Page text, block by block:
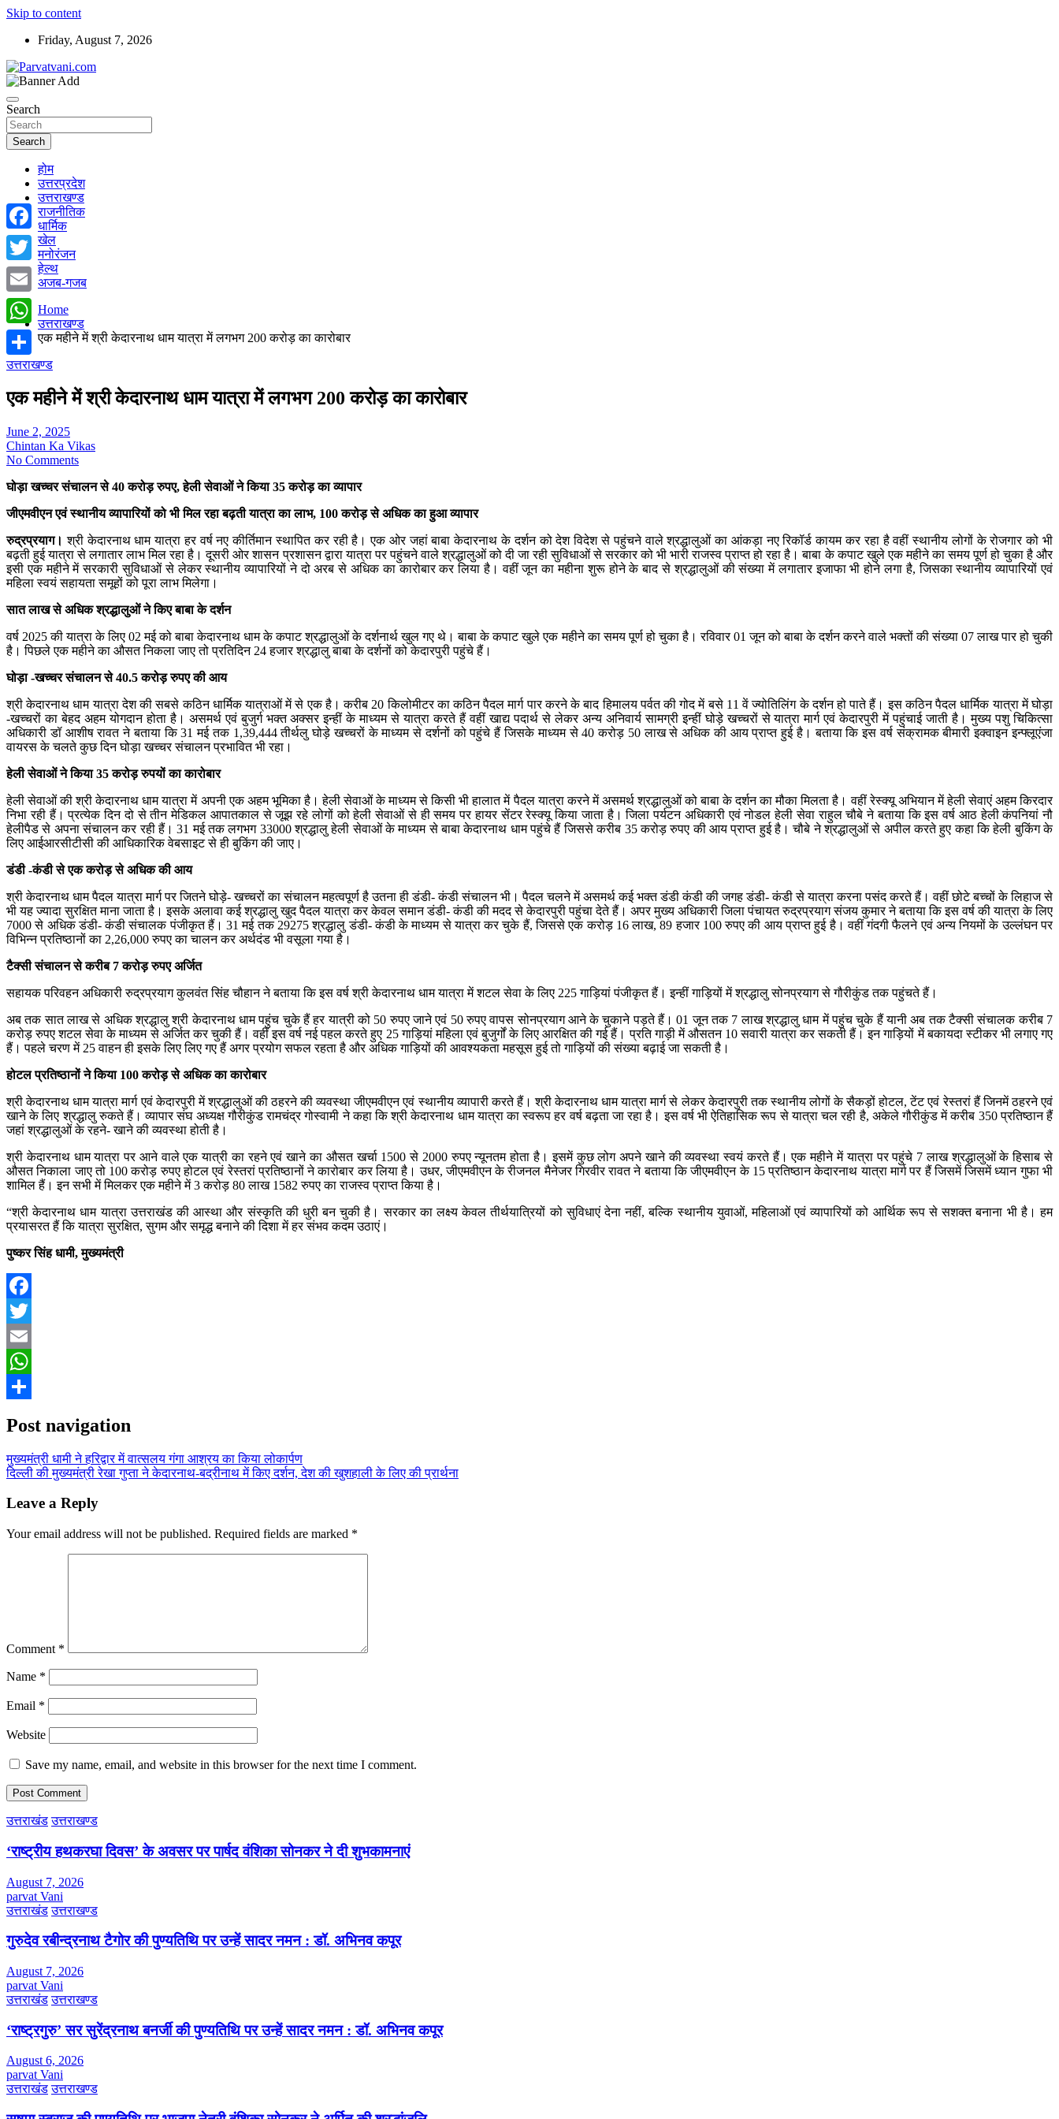
Skip to content
Friday, August 7, 2026
Parvatvani.com
Search
Search
होम
उत्तरप्रदेश
उत्तराखण्ड
राजनीतिक
धार्मिक
खेल
मनोरंजन
हेल्थ
अजब-गजब
Home
उत्तराखण्ड
एक महीने में श्री केदारनाथ धाम यात्रा में लगभग 200 करोड़ का कारोबार
उत्तराखण्ड
एक महीने में श्री केदारनाथ धाम यात्रा में लगभग 200 करोड़ का कारोबार
June 2, 2025
Chintan Ka Vikas
No Comments
घोड़ा खच्चर संचालन से 40 करोड़ रुपए, हेली सेवाओं ने किया 35 करोड़ का व्यापार
जीएमवीएन एवं स्थानीय व्यापारियों को भी मिल रहा बढ़ती यात्रा का लाभ, 100 करोड़ से अधिक का हुआ व्यापार
रुद्रप्रयाग।श्री केदारनाथ धाम यात्रा हर वर्ष नए कीर्तिमान स्थापित कर रही है। एक ओर जहां बाबा केदारनाथ के दर्शन को देश विदेश से पहुंचने वाले श्रद्धालुओं का आंकड़ा नए रिकॉर्ड कायम कर रहा है वहीं स्थानीय लोगों के रोजगार को भी
बढ़ती हुई यात्रा से लगातार लाभ मिल रहा है। दूसरी ओर शासन प्रशासन द्वारा यात्रा पर पहुंचने वाले श्रद्धालुओं को दी जा रही सुविधाओं से सरकार को भी भारी राजस्व प्राप्त हो रहा है। बाबा के कपाट खुले एक महीने का समय पूर्ण हो चुका है और
इसी एक महीने में सरकारी सुविधाओं से लेकर स्थानीय व्यापारियों ने दो अरब से अधिक का कारोबार कर लिया है। वहीं जून का महीना शुरू होने के बाद से श्रद्धालुओं की संख्या में लगातार इजाफा भी होने लगा है, जिसका स्थानीय व्यापारियों एवं
महिला स्वयं सहायता समूहों को पूरा लाभ मिलेगा।
सात लाख से अधिक श्रद्धालुओं ने किए बाबा के दर्शन
वर्ष 2025 की यात्रा के लिए 02 मई को बाबा केदारनाथ धाम के कपाट श्रद्धालुओं के दर्शनार्थ खुल गए थे। बाबा के कपाट खुले एक महीने का समय पूर्ण हो चुका है। रविवार 01 जून को बाबा के दर्शन करने वाले भक्तों की संख्या 07 लाख पार हो चुकी
है। पिछले एक महीने का औसत निकला जाए तो प्रतिदिन 24 हजार श्रद्धालु बाबा के दर्शनों को केदारपुरी पहुंचे हैं।
घोड़ा -खच्चर संचालन से 40.5 करोड़ रुपए की आय
श्री केदारनाथ धाम यात्रा देश की सबसे कठिन धार्मिक यात्राओं में से एक है। करीब 20 किलोमीटर का कठिन पैदल मार्ग पार करने के बाद हिमालय पर्वत की गोद में बसे 11 वें ज्योतिलिंग के दर्शन हो पाते हैं। इस कठिन पैदल धार्मिक यात्रा में घोड़ा
-खच्चरों का बेहद अहम योगदान होता है। असमर्थ एवं बुजुर्ग भक्त अक्सर इन्हीं के माध्यम से यात्रा करते हैं वहीं खाद्य पदार्थ से लेकर अन्य अनिवार्य सामग्री इन्हीं घोड़े खच्चरों से यात्रा मार्ग एवं केदारपुरी में पहुंचाई जाती है। मुख्य पशु चिकित्सा
अधिकारी डॉ आशीष रावत ने बताया कि 31 मई तक 1,39,444 तीर्थलु घोड़े खच्चरों के माध्यम से दर्शनों को पहुंचे हैं जिसके माध्यम से 40 करोड़ 50 लाख से अधिक की आय प्राप्त हुई है। बताया कि इस वर्ष संक्रामक बीमारी इक्वाइन इन्फ्लूएंजा
वायरस के चलते कुछ दिन घोड़ा खच्चर संचालन प्रभावित भी रहा।
हेली सेवाओं ने किया 35 करोड़ रुपयों का कारोबार
हेली सेवाओं की श्री केदारनाथ धाम यात्रा में अपनी एक अहम भूमिका है। हेली सेवाओं के माध्यम से किसी भी हालात में पैदल यात्रा करने में असमर्थ श्रद्धालुओं को बाबा के दर्शन का मौका मिलता है। वहीं रेस्क्यू अभियान में हेली सेवाएं अहम किरदार
निभा रही हैं। प्रत्येक दिन दो से तीन मेडिकल आपातकाल से जूझ रहे लोगों को हेली सेवाओं से ही समय पर हायर सेंटर रेस्क्यू किया जाता है। जिला पर्यटन अधिकारी एवं नोडल हेली सेवा राहुल चौबे ने बताया कि इस वर्ष आठ हेली कंपनियां नौ
हेलीपैड से अपना संचालन कर रही हैं। 31 मई तक लगभग 33000 श्रद्धालु हेली सेवाओं के माध्यम से बाबा केदारनाथ धाम पहुंचे हैं जिससे करीब 35 करोड़ रुपए की आय प्राप्त हुई है। चौबे ने श्रद्धालुओं से अपील करते हुए कहा कि हेली बुकिंग के
लिए आईआरसीटीसी की आधिकारिक वेबसाइट से ही बुकिंग की जाए।
डंडी -कंडी से एक करोड़ से अधिक की आय
श्री केदारनाथ धाम पैदल यात्रा मार्ग पर जितने घोड़े- खच्चरों का संचालन महत्वपूर्ण है उतना ही डंडी- कंडी संचालन भी। पैदल चलने में असमर्थ कई भक्त डंडी कंडी की जगह डंडी- कंडी से यात्रा करना पसंद करते हैं। वहीं छोटे बच्चों के लिहाज से
भी यह ज्यादा सुरक्षित माना जाता है। इसके अलावा कई श्रद्धालु खुद पैदल यात्रा कर केवल समान डंडी- कंडी की मदद से केदारपुरी पहुंचा देते हैं। अपर मुख्य अधिकारी जिला पंचायत रुद्रप्रयाग संजय कुमार ने बताया कि इस वर्ष की यात्रा के लिए
7000 से अधिक डंडी- कंडी संचालक पंजीकृत हैं। 31 मई तक 29275 श्रद्धालु डंडी- कंडी के माध्यम से यात्रा कर चुके हैं, जिससे एक करोड़ 16 लाख, 89 हजार 100 रुपए की आय प्राप्त हुई है। वहीं गंदगी फैलने एवं अन्य नियमों के उल्लंघन पर
विभिन्न प्रतिष्ठानों का 2,26,000 रुपए का चालन कर अर्थदंड भी वसूला गया है।
टैक्सी संचालन से करीब 7 करोड़ रुपए अर्जित
सहायक परिवहन अधिकारी रुद्रप्रयाग कुलवंत सिंह चौहान ने बताया कि इस वर्ष श्री केदारनाथ धाम यात्रा में शटल सेवा के लिए 225 गाड़ियां पंजीकृत हैं। इन्हीं गाड़ियों में श्रद्धालु सोनप्रयाग से गौरीकुंड तक पहुंचते हैं।
अब तक सात लाख से अधिक श्रद्धालु श्री केदारनाथ धाम पहुंच चुके हैं हर यात्री को 50 रुपए जाने एवं 50 रुपए वापस सोनप्रयाग आने के चुकाने पड़ते हैं। 01 जून तक 7 लाख श्रद्धालु धाम में पहुंच चुके हैं यानी अब तक टैक्सी संचालक करीब 7
करोड़ रुपए शटल सेवा के माध्यम से अर्जित कर चुकी हैं। वहीं इस वर्ष नई पहल करते हुए 25 गाड़ियां महिला एवं बुजुर्गों के लिए आरक्षित की गई हैं। प्रति गाड़ी में औसतन 10 सवारी यात्रा कर सकती हैं। इन गाड़ियों में बकायदा स्टीकर भी लगाए गए
हैं। पहले चरण में 25 वाहन ही इसके लिए लिए गए हैं अगर प्रयोग सफल रहता है और अधिक गाड़ियों की आवश्यकता महसूस हुई तो गाड़ियों की संख्या बढ़ाई जा सकती है।
होटल प्रतिष्ठानों ने किया 100 करोड़ से अधिक का कारोबार
श्री केदारनाथ धाम यात्रा मार्ग एवं केदारपुरी में श्रद्धालुओं की ठहरने की व्यवस्था जीएमवीएन एवं स्थानीय व्यापारी करते हैं। श्री केदारनाथ धाम यात्रा मार्ग से लेकर केदारपुरी तक स्थानीय लोगों के सैकड़ों होटल, टेंट एवं रेस्तरां हैं जिनमें ठहरने एवं
खाने के लिए श्रद्धालु रुकते हैं। व्यापार संघ अध्यक्ष गौरीकुंड रामचंद्र गोस्वामी ने कहा कि श्री केदारनाथ धाम यात्रा का स्वरूप हर वर्ष बढ़ता जा रहा है। इस वर्ष भी ऐतिहासिक रूप से यात्रा चल रही है, अकेले गौरीकुंड में करीब 350 प्रतिष्ठान हैं
जहां श्रद्धालुओं के रहने- खाने की व्यवस्था होती है।
श्री केदारनाथ धाम यात्रा पर आने वाले एक यात्री का रहने एवं खाने का औसत खर्चा 1500 से 2000 रुपए न्यूनतम होता है। इसमें कुछ लोग अपने खाने की व्यवस्था स्वयं करते हैं। एक महीने में यात्रा पर पहुंचे 7 लाख श्रद्धालुओं के हिसाब से
औसत निकाला जाए तो 100 करोड़ रुपए होटल एवं रेस्तरां प्रतिष्ठानों ने कारोबार कर लिया है। उधर, जीएमवीएन के रीजनल मैनेजर गिरवीर रावत ने बताया कि जीएमवीएन के 15 प्रतिष्ठान केदारनाथ यात्रा मार्ग पर हैं जिसमें जिसमें ध्यान गुफा भी
शामिल हैं। इन सभी में मिलकर एक महीने में 3 करोड़ 80 लाख 1582 रुपए का राजस्व प्राप्त किया है।
“श्री केदारनाथ धाम यात्रा उत्तराखंड की आस्था और संस्कृति की धुरी बन चुकी है। सरकार का लक्ष्य केवल तीर्थयात्रियों को सुविधाएं देना नहीं, बल्कि स्थानीय युवाओं, महिलाओं एवं व्यापारियों को आर्थिक रूप से सशक्त बनाना भी है। हम
प्रयासरत हैं कि यात्रा सुरक्षित, सुगम और समृद्ध बनाने की दिशा में हर संभव कदम उठाएं।
पुष्कर सिंह धामी, मुख्यमंत्री
Facebook
Twitter
Email
WhatsApp
Post navigation
मुख्यमंत्री धामी ने हरिद्वार में वात्सलय गंगा आश्रय का किया लोकार्पण
दिल्ली की मुख्यमंत्री रेखा गुप्ता ने केदारनाथ-बद्रीनाथ में किए दर्शन, देश की खुशहाली के लिए की प्रार्थना
Leave a Reply
Your email address will not be published. Required fields are marked *
Comment *
Name *
Email *
Website
Save my name, email, and website in this browser for the next time I comment.
उत्तराखंड उत्तराखण्ड
‘राष्ट्रीय हथकरघा दिवस’ के अवसर पर पार्षद वंशिका सोनकर ने दी शुभकामनाएं
August 7, 2026
parvat Vani
उत्तराखंड उत्तराखण्ड
गुरुदेव रबीन्द्रनाथ टैगोर की पुण्यतिथि पर उन्हें सादर नमन : डॉ. अभिनव कपूर
August 7, 2026
parvat Vani
उत्तराखंड उत्तराखण्ड
‘राष्ट्रगुरु’ सर सुरेंद्रनाथ बनर्जी की पुण्यतिथि पर उन्हें सादर नमन : डॉ. अभिनव कपूर
August 6, 2026
parvat Vani
उत्तराखंड उत्तराखण्ड
Facebook
Twitter
Email
WhatsApp
Share